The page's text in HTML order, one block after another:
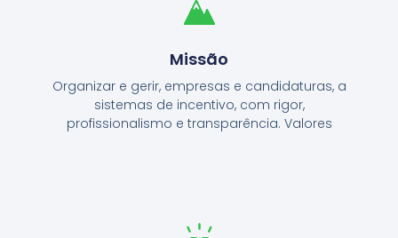
Missão
Organizar e gerir, empresas e candidaturas, a
sistemas de incentivo, com rigor,
profissionalismo e transparência. Valores